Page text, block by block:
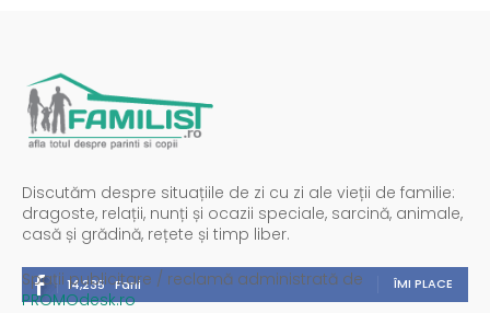
Discutăm despre situațiile de zi cu zi ale vieții de familie:
dragoste, relații, nunți și ocazii speciale, sarcină, animale,
casă și grădină, rețete și timp liber.
14,235 Fani ÎMI PLACE
Spații publicitare / reclamă administrată de
PROMOdesk.ro